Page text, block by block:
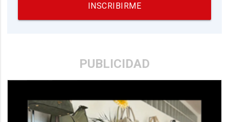
INSCRIBIRME
PUBLICIDAD